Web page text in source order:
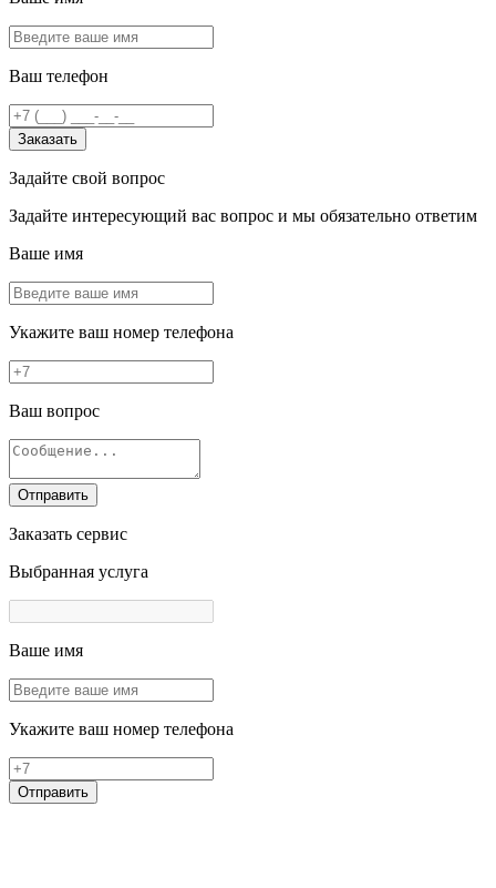
Ваш телефон
Заказать
Задайте свой вопрос
Задайте интересующий вас вопрос и мы обязательно ответим
Ваше имя
Укажите ваш номер телефона
Ваш вопрос
Отправить
Заказать сервис
Выбранная услуга
Ваше имя
Укажите ваш номер телефона
Отправить